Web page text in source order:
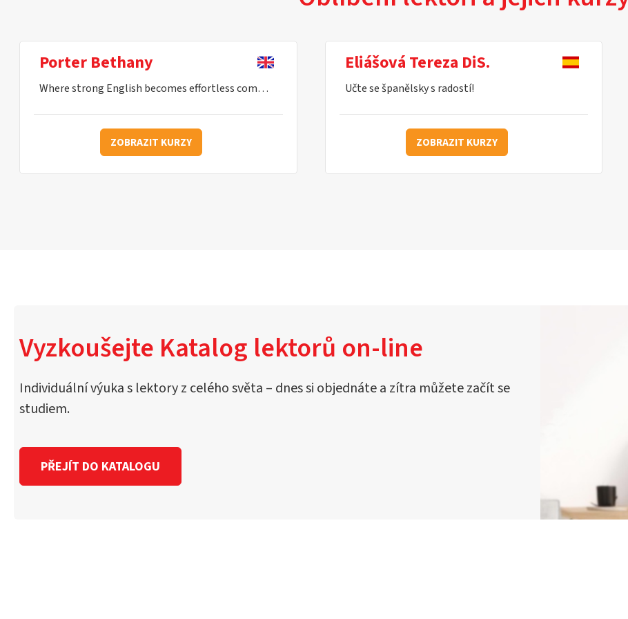
Porter Bethany
Where strong English becomes effortless communication.
ZOBRAZIT KURZY
Eliášová Tereza DiS.
Učte se španělsky s radostí!
ZOBRAZIT KURZY
Vyzkoušejte Katalog lektorů on-line
Individuální výuka s lektory z celého světa – dnes si objednáte a zítra můžete začít se
studiem.
PŘEJÍT DO KATALOGU